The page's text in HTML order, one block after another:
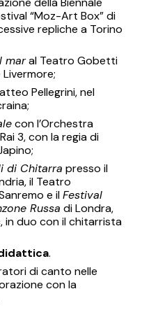
“Moz-Art Box” di
repliche a Torino
maral Teatro Gobetti
Pellegrini, nel
con l’Orchestra
3, con la regia di
di Chitarra presso il
il Teatro
e ilFestival
Russa di Londra,
in duo con il chitarrista
.
di canto nelle
con la